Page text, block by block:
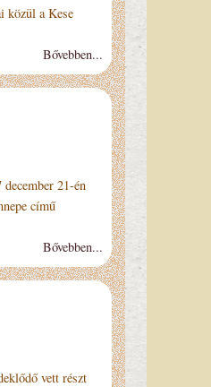
közül a Kese
Bővebben...
21-én
című
Bővebben...
vett részt